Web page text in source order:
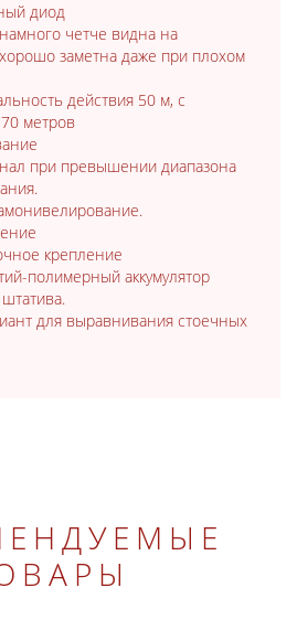
диод
четче видна на
заметна даже при плохом
действия 50 м, с
метров
при превышении диапазона
крепление
полимерный аккумулятор
для выравнивания стоечных